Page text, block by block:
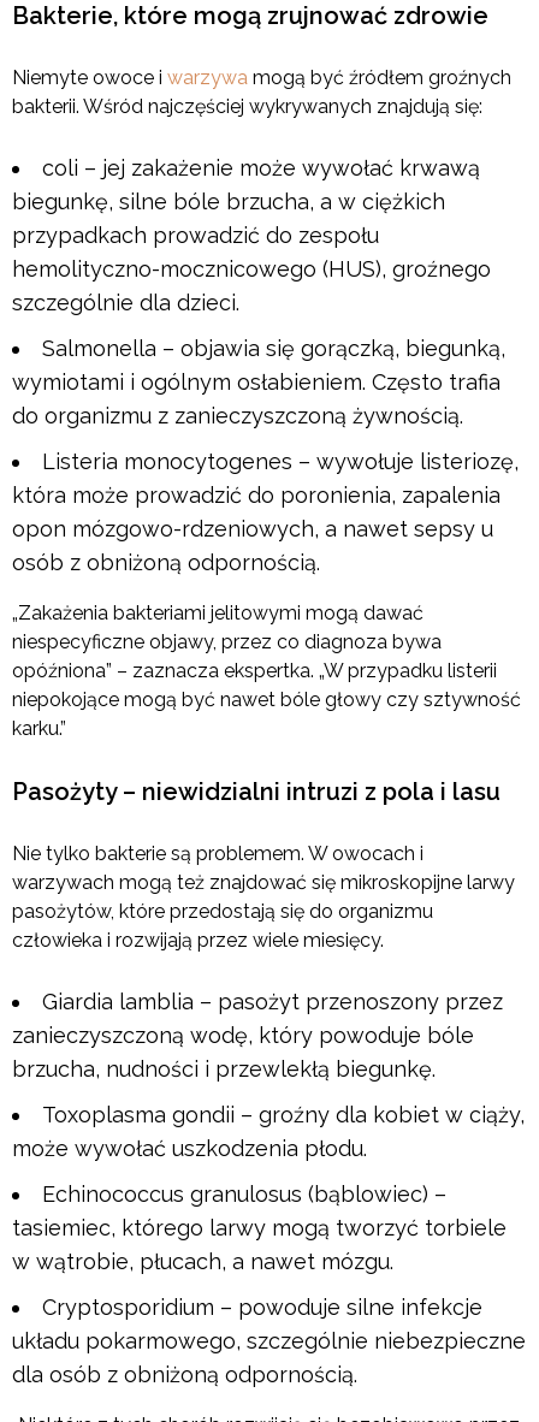
Bakterie, które mogą zrujnować zdrowie
Niemyte owoce i warzywa mogą być źródłem groźnych
bakterii. Wśród najczęściej wykrywanych znajdują się:
coli – jej zakażenie może wywołać krwawą
biegunkę, silne bóle brzucha, a w ciężkich
przypadkach prowadzić do zespołu
hemolityczno-mocznicowego (HUS), groźnego
szczególnie dla dzieci.
Salmonella – objawia się gorączką, biegunką,
wymiotami i ogólnym osłabieniem. Często trafia
do organizmu z zanieczyszczoną żywnością.
Listeria monocytogenes – wywołuje listeriozę,
która może prowadzić do poronienia, zapalenia
opon mózgowo-rdzeniowych, a nawet sepsy u
osób z obniżoną odpornością.
„Zakażenia bakteriami jelitowymi mogą dawać
niespecyficzne objawy, przez co diagnoza bywa
opóźniona” – zaznacza ekspertka. „W przypadku listerii
niepokojące mogą być nawet bóle głowy czy sztywność
karku.”
Pasożyty – niewidzialni intruzi z pola i lasu
Nie tylko bakterie są problemem. W owocach i
warzywach mogą też znajdować się mikroskopijne larwy
pasożytów, które przedostają się do organizmu
człowieka i rozwijają przez wiele miesięcy.
Giardia lamblia – pasożyt przenoszony przez
zanieczyszczoną wodę, który powoduje bóle
brzucha, nudności i przewlekłą biegunkę.
Toxoplasma gondii – groźny dla kobiet w ciąży,
może wywołać uszkodzenia płodu.
Echinococcus granulosus (bąblowiec) –
tasiemiec, którego larwy mogą tworzyć torbiele
w wątrobie, płucach, a nawet mózgu.
Cryptosporidium – powoduje silne infekcje
układu pokarmowego, szczególnie niebezpieczne
dla osób z obniżoną odpornością.